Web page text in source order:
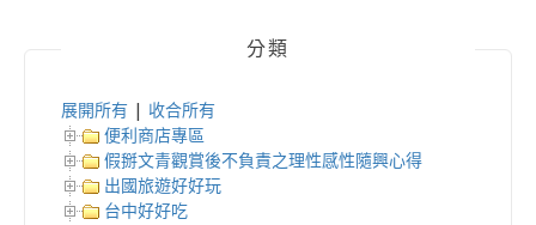
分類
展開所有
收合所有
便利商店專區
假掰文青觀賞後不負責之理性感性隨興心得
出國旅遊好好玩
台中好好吃